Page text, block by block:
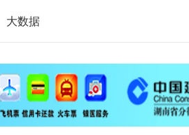
大数据